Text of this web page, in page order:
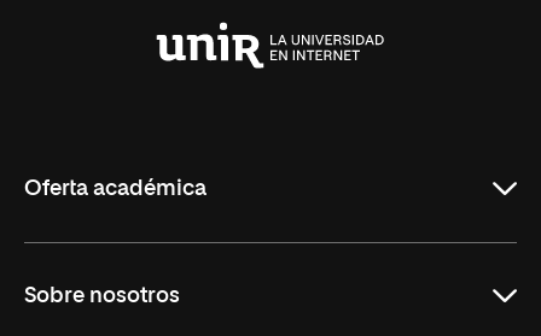
Oferta académica
Maestrías
Sobre nosotros